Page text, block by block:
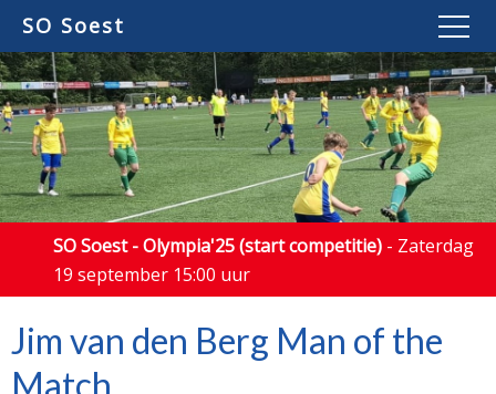
SO Soest
SO Soest - Olympia'25 (start competitie) - Zaterdag
19 september 15:00 uur
Jim van den Berg Man of the
Match